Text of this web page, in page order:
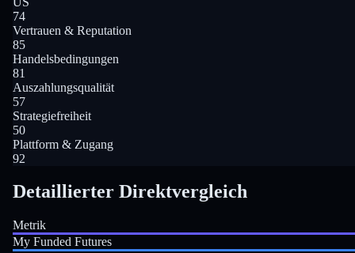
74
Vertrauen & Reputation
85
Handelsbedingungen
81
Auszahlungsqualität
57
Strategiefreiheit
50
Plattform & Zugang
92
Detaillierter Direktvergleich
Metrik
My Funded Futures